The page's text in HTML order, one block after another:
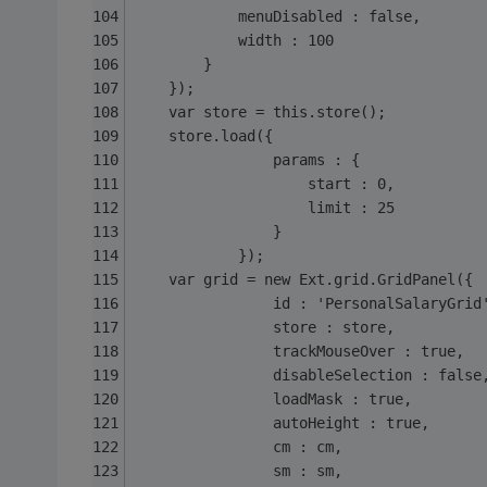
			menuDisabled : false,
			width : 100
		}
	});
	var store = this.store();
	store.load({
				params : {
					start : 0,
					limit : 25
				}
			});
	var grid = new Ext.grid.GridPanel({
id :
				store : store,
				trackMouseOver : true,
disableSelection :
				loadMask : true,
				autoHeight : true,
				cm : cm,
				sm : sm,